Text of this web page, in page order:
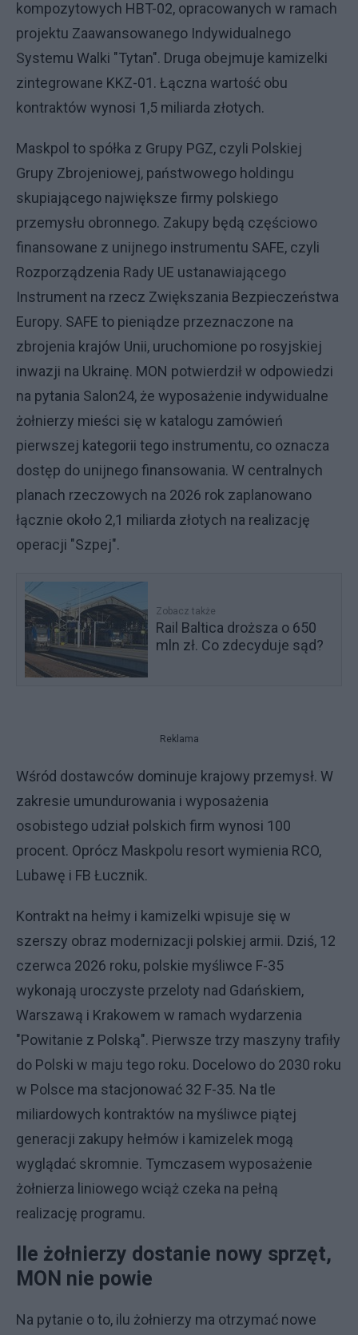
kompozytowych HBT-02, opracowanych w ramach
projektu Zaawansowanego Indywidualnego
Systemu Walki "Tytan". Druga obejmuje kamizelki
zintegrowane KKZ-01. Łączna wartość obu
kontraktów wynosi 1,5 miliarda złotych.
Maskpol to spółka z Grupy PGZ, czyli Polskiej
Grupy Zbrojeniowej, państwowego holdingu
skupiającego największe firmy polskiego
przemysłu obronnego. Zakupy będą częściowo
finansowane z unijnego instrumentu SAFE, czyli
Rozporządzenia Rady UE ustanawiającego
Instrument na rzecz Zwiększania Bezpieczeństwa
Europy. SAFE to pieniądze przeznaczone na
zbrojenia krajów Unii, uruchomione po rosyjskiej
inwazji na Ukrainę. MON potwierdził w odpowiedzi
na pytania Salon24, że wyposażenie indywidualne
żołnierzy mieści się w katalogu zamówień
pierwszej kategorii tego instrumentu, co oznacza
dostęp do unijnego finansowania. W centralnych
planach rzeczowych na 2026 rok zaplanowano
łącznie około 2,1 miliarda złotych na realizację
operacji "Szpej".
Zobacz także
Rail Baltica droższa o 650
mln zł. Co zdecyduje sąd?
Reklama
Wśród dostawców dominuje krajowy przemysł. W
zakresie umundurowania i wyposażenia
osobistego udział polskich firm wynosi 100
procent. Oprócz Maskpolu resort wymienia RCO,
Lubawę i FB Łucznik.
Kontrakt na hełmy i kamizelki wpisuje się w
szerszy obraz modernizacji polskiej armii. Dziś, 12
czerwca 2026 roku, polskie myśliwce F-35
wykonają uroczyste przeloty nad Gdańskiem,
Warszawą i Krakowem w ramach wydarzenia
"Powitanie z Polską". Pierwsze trzy maszyny trafiły
do Polski w maju tego roku. Docelowo do 2030 roku
w Polsce ma stacjonować 32 F-35. Na tle
miliardowych kontraktów na myśliwce piątej
generacji zakupy hełmów i kamizelek mogą
wyglądać skromnie. Tymczasem wyposażenie
żołnierza liniowego wciąż czeka na pełną
realizację programu.
Ile żołnierzy dostanie nowy sprzęt,
MON nie powie
Na pytanie o to, ilu żołnierzy ma otrzymać nowe